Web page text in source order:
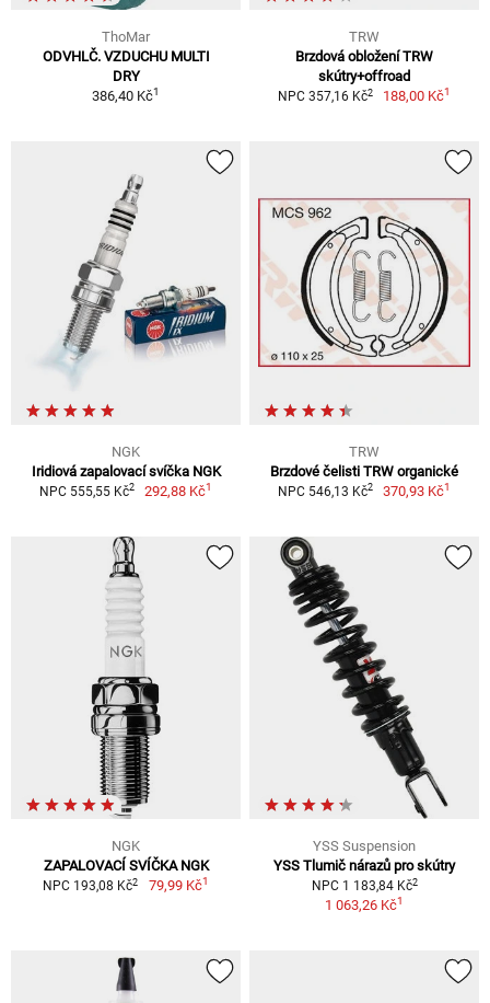
ThoMar
ODVHLČ. VZDUCHU MULTI
DRY
386,40 Kč1
TRW
Brzdová obložení TRW
skútry+offroad
NPC 357,16 Kč2 188,00 Kč1
NGK
Iridiová zapalovací svíčka NGK
NPC 555,55 Kč2 292,88 Kč1
TRW
Brzdové čelisti TRW organické
NPC 546,13 Kč2 370,93 Kč1
NGK
ZAPALOVACÍ SVÍČKA NGK
NPC 193,08 Kč2 79,99 Kč1
YSS Suspension
YSS Tlumič nárazů pro skútry
NPC 1 183,84 Kč2
1 063,26 Kč1